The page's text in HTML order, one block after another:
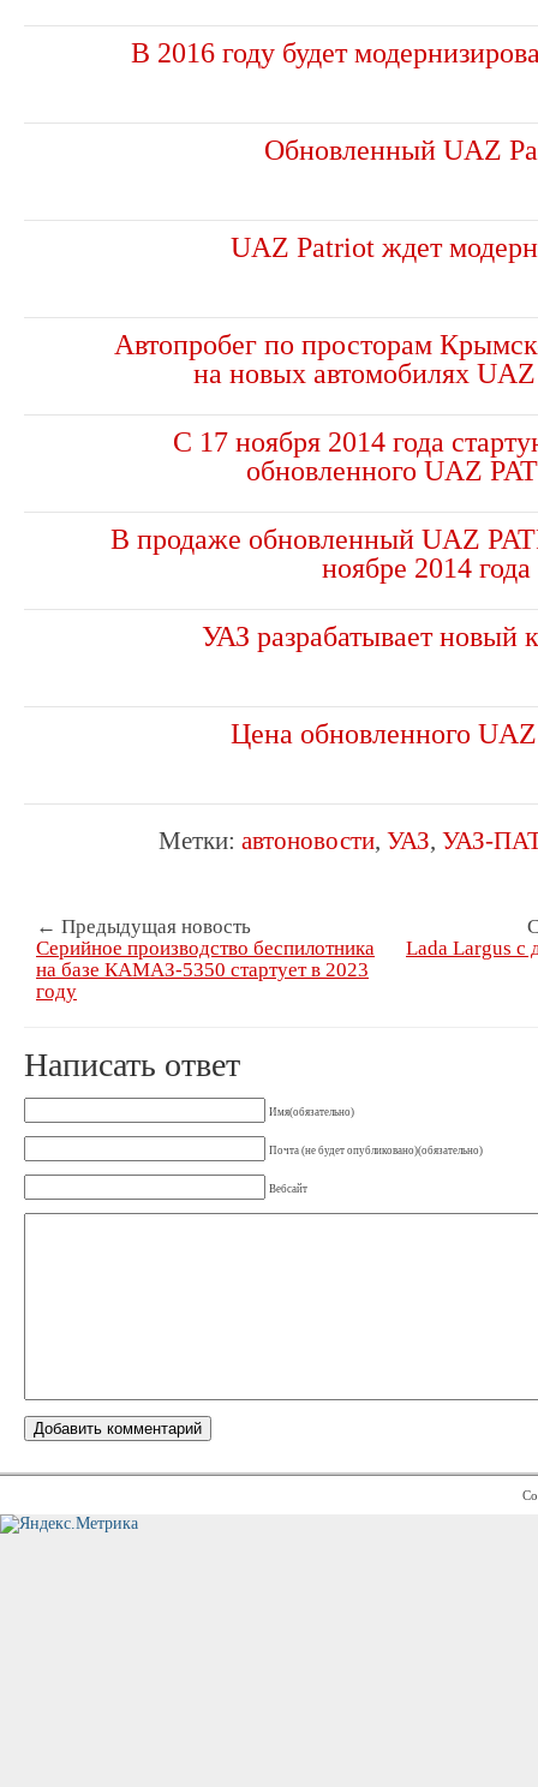
В 2016 году будет
Обновленный UAZ
UAZ Patriot ждет
Автопробег по просторам
на новых автомобилях
С 17 ноября 2014 года
обновленного UAZ
В продаже обновленный UAZ
ноябре 2014 года
УАЗ разрабатывает новый
Цена обновленного
Метки: автоновости, УАЗ, УАЗ-
← Предыдущая новость
Серийное производство беспилотника
на базе КАМАЗ-5350 стартует в 2023
году
Lada Largus с
Написать ответ
Имя(обязательно)
Почта (не будет опубликовано)(обязательно)
Вебсайт